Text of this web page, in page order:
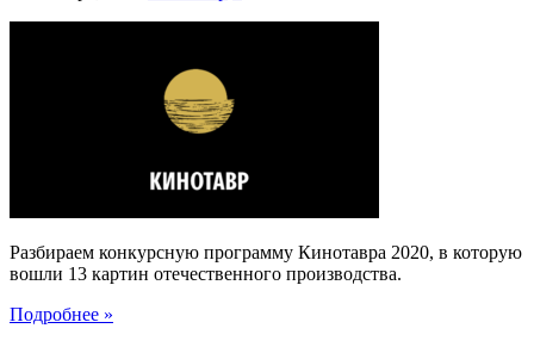
Разбираем конкурсную программу Кинотавра 2020, в которую
вошли 13 картин отечественного производства.
Подробнее »